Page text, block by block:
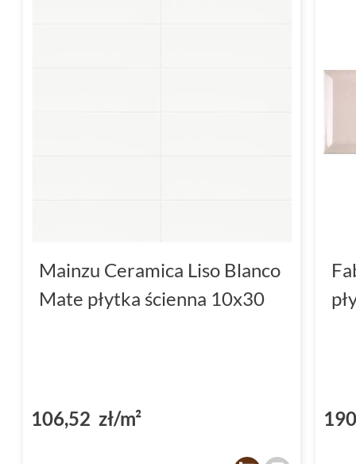
Mainzu Ceramica Liso Blanco
Mate płytka ścienna 10x30
106,52 zł/m²